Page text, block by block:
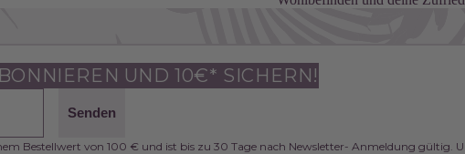
UND 10€* SICHERN!
Senden
Bestellwert von 100 € und ist bis zu 30 Tage nach Newsletter- Anmeldung gültig.